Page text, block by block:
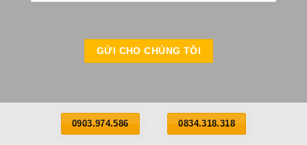
0903.974.586 0834.318.318